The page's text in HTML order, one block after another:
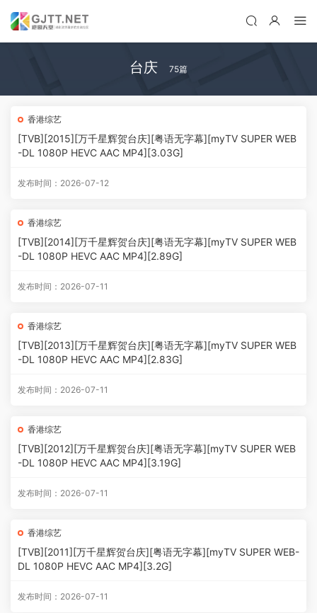
台庆 75篇
香港综艺
[TVB][2015][万千星辉贺台庆][粤语无字幕][myTV SUPER WEB
-DL 1080P HEVC AAC MP4][3.03G]
发布时间：2026-07-12
香港综艺
[TVB][2014][万千星辉贺台庆][粤语无字幕][myTV SUPER WEB
-DL 1080P HEVC AAC MP4][2.89G]
发布时间：2026-07-11
香港综艺
[TVB][2013][万千星辉贺台庆][粤语无字幕][myTV SUPER WEB
-DL 1080P HEVC AAC MP4][2.83G]
发布时间：2026-07-11
香港综艺
[TVB][2012][万千星辉贺台庆][粤语无字幕][myTV SUPER WEB
-DL 1080P HEVC AAC MP4][3.19G]
发布时间：2026-07-11
香港综艺
[TVB][2011][万千星辉贺台庆][粤语无字幕][myTV SUPER WEB-
DL 1080P HEVC AAC MP4][3.2G]
发布时间：2026-07-11